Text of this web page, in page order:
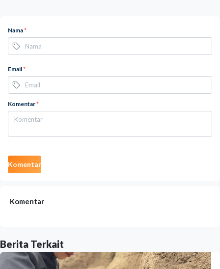
Nama*
Email*
Komentar*
Komentar
Komentar
Berita Terkait